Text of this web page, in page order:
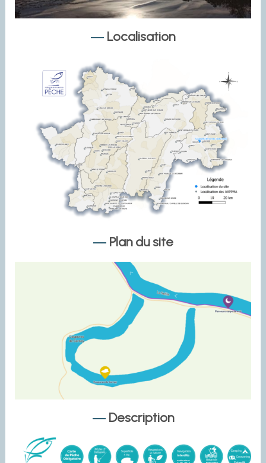
Localisation
Plan du site
Description